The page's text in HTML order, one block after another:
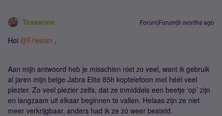
Tessanne Forum|Forum|9 months ago
Hoi ​ @Friesian ,
Aan mijn antwoord heb je misschien niet zo veel, want ik gebruik
al jaren mijn beige Jabra Elite 85h koptelefoon met héél veel
plezier. Zo veel plezier zelfs, dat ze inmiddels een beetje ‘op’ zijn
en langzaam uit elkaar beginnen te vallen. Helaas zijn ze niet
meer verkrijgbaar, anders had ik ze zó weer besteld.